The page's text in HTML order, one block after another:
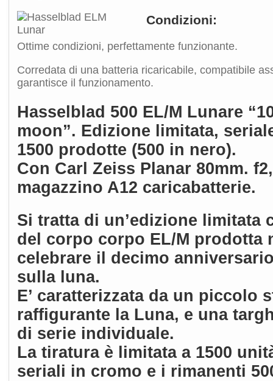
Condizioni:
Ottime condizioni, perfettamente funzionante.
Corredata di una batteria ricaricabile, compatibile
garantisce il funzionamento.
Hasselblad 500 EL/M Lunare
moon”. Edizione limitata,
1500 prodotte (500 in nero).
Con Carl Zeiss Planar 80mm.
magazzino A12 caricabatterie.
Si tratta di un’edizione limitata
del corpo corpo EL/M prodotta
celebrare il decimo
sulla luna.
E’ caratterizzata da un piccolo
raffigurante la Luna, e una
di serie individuale.
La tiratura è limitata a 1500
seriali in cromo e i rimanenti